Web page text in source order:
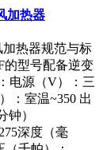
加热器
加热器规范与标
的型号配备逆变
电源（V）：三
：室温~350 出
钟）
深度（毫